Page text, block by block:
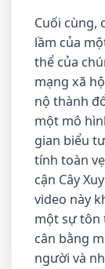
Cuối cùng,
lầm của
thể của
mạng xã
nộ thành
một mô
gian biểu
tính toàn
cận Cây
video này
một sự tôn
cân bằng
người và